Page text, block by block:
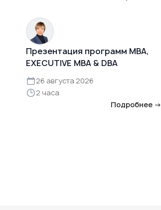
Презентация программ MBA,
EXECUTIVE MBA & DBA
26 августа 2026
2 часа
Подробнее →